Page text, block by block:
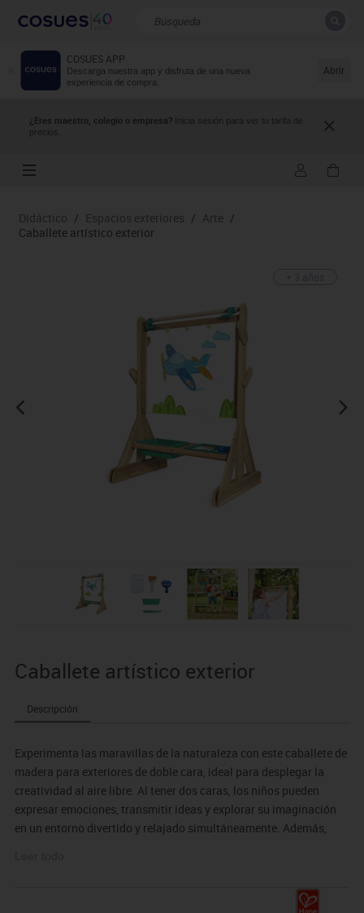
COSUES APP
Descarga nuestra app y disfruta de una nueva
experiencia de compra.
Abrir
¿Eres maestro, colegio o empresa? Inicia sesión para ver tu tarifa de
precios.
Resultados de la búsqueda
Didáctico / Espacios exteriores / Arte /
Caballete artístico exterior
Caballete artístico exterior
Descripción
Experimenta las maravillas de la naturaleza con este caballete de
madera para exteriores de doble cara, ideal para desplegar la
creatividad al aire libre. Al tener dos caras, los niños pueden
expresar emociones, transmitir ideas y explorar su imaginación
en un entorno divertido y relajado simultáneamente. Además,